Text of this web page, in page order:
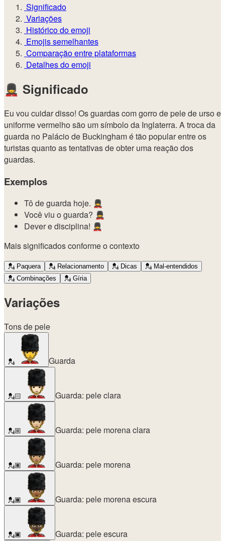
Significado
Variações
Histórico do emoji
Emojis semelhantes
Comparação entre plataformas
Detalhes do emoji
💂 Significado
Eu vou cuidar disso! Os guardas com gorro de pele de urso e
uniforme vermelho são um símbolo da Inglaterra. A troca da
guarda no Palácio de Buckingham é tão popular entre os
turistas quanto as tentativas de obter uma reação dos
guardas.
Exemplos
Tô de guarda hoje. 💂
Você viu o guarda? 💂
Dever e disciplina! 💂
Mais significados conforme o contexto
💂 Paquera 💂 Relacionamento 💂 Dicas 💂 Mal-entendidos
💂 Combinações 💂 Gíria
Variações
Tons de pele
💂 Guarda
💂🏻 Guarda: pele clara
💂🏼 Guarda: pele morena clara
💂🏽 Guarda: pele morena
💂🏾 Guarda: pele morena escura
💂🏿 Guarda: pele escura